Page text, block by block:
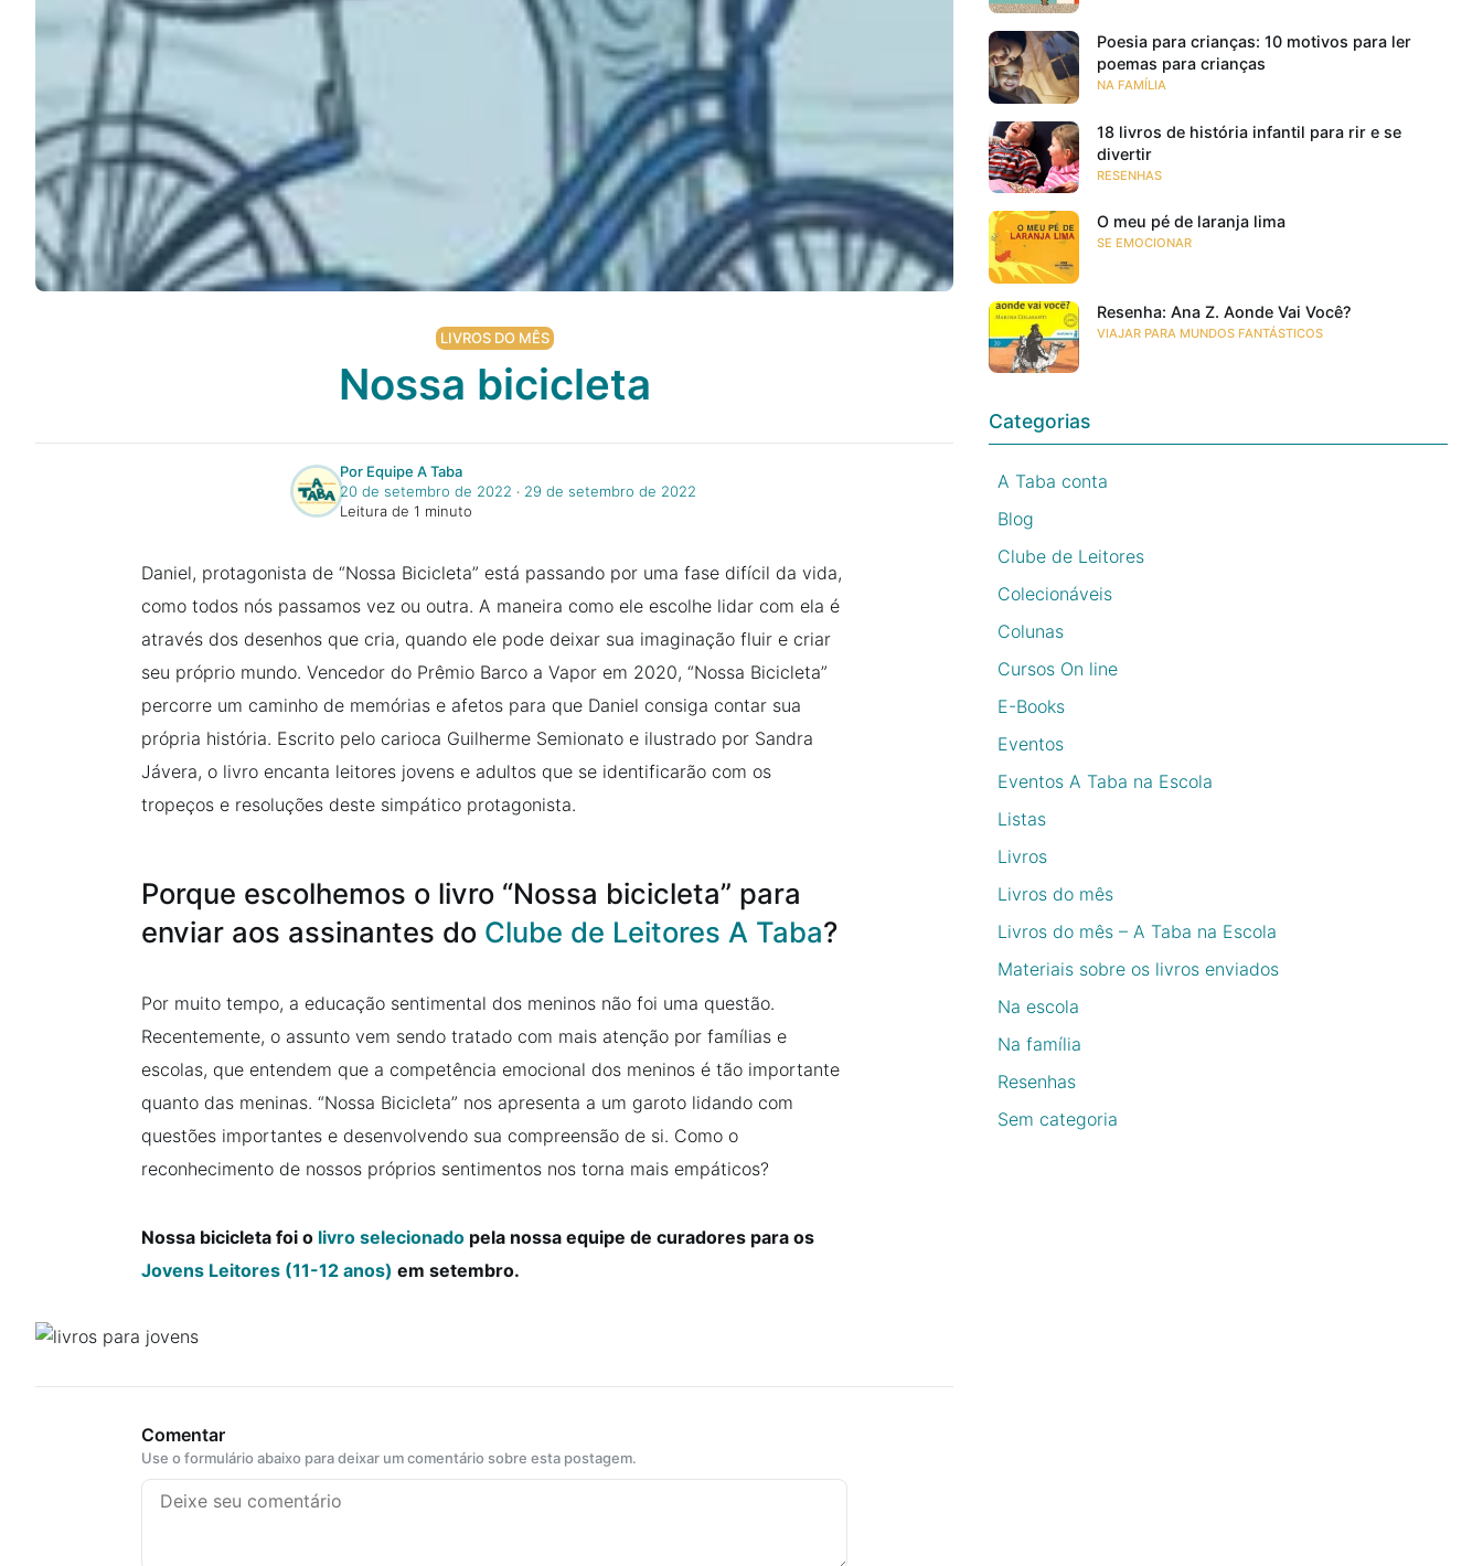
Eventos
Podcast
Assine
Taba na Escola
LIVROS DO MÊS
Nossa bicicleta
Por Equipe A Taba
20 de setembro de 2022 ‧ 29 de setembro de 2022
Leitura de 1 minuto
Daniel, protagonista de “Nossa Bicicleta” está passando por uma fase difícil da vida,
como todos nós passamos vez ou outra. A maneira como ele escolhe lidar com ela é
através dos desenhos que cria, quando ele pode deixar sua imaginação fluir e criar
seu próprio mundo. Vencedor do Prêmio Barco a Vapor em 2020, “Nossa Bicicleta”
percorre um caminho de memórias e afetos para que Daniel consiga contar sua
própria história. Escrito pelo carioca Guilherme Semionato e ilustrado por Sandra
Jávera, o livro encanta leitores jovens e adultos que se identificarão com os
tropeços e resoluções deste simpático protagonista.
Porque escolhemos o livro “Nossa bicicleta” para
enviar aos assinantes do Clube de Leitores A Taba?
Por muito tempo, a educação sentimental dos meninos não foi uma questão.
Recentemente, o assunto vem sendo tratado com mais atenção por famílias e
escolas, que entendem que a competência emocional dos meninos é tão importante
quanto das meninas. “Nossa Bicicleta” nos apresenta a um garoto lidando com
questões importantes e desenvolvendo sua compreensão de si. Como o
reconhecimento de nossos próprios sentimentos nos torna mais empáticos?
Nossa bicicleta foi o livro selecionado pela nossa equipe de curadores para os
Jovens Leitores (11-12 anos) em setembro.
Comentar
Use o formulário abaixo para deixar um comentário sobre esta postagem.
Poesia para crianças: 10 motivos para ler
poemas para crianças
NA FAMÍLIA
18 livros de história infantil para rir e se
divertir
RESENHAS
O meu pé de laranja lima
SE EMOCIONAR
Resenha: Ana Z. Aonde Vai Você?
VIAJAR PARA MUNDOS FANTÁSTICOS
Categorias
A Taba conta
Blog
Clube de Leitores
Colecionáveis
Colunas
Cursos On line
E-Books
Eventos
Eventos A Taba na Escola
Listas
Livros
Livros do mês
Livros do mês – A Taba na Escola
Materiais sobre os livros enviados
Na escola
Na família
Resenhas
Sem categoria